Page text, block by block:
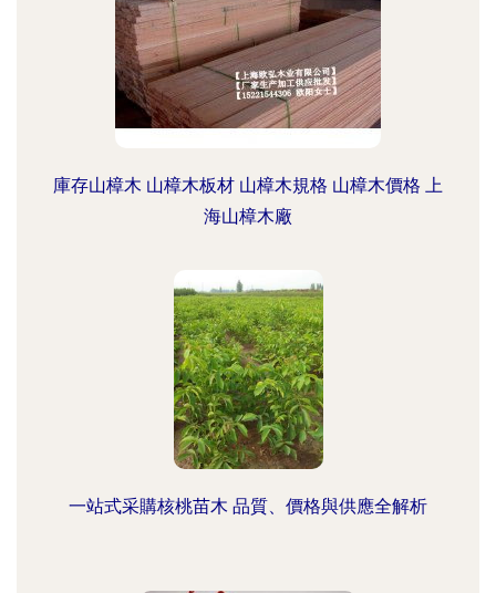
庫存山樟木 山樟木板材 山樟木規格 山樟木價格 上
海山樟木廠
一站式采購核桃苗木 品質、價格與供應全解析